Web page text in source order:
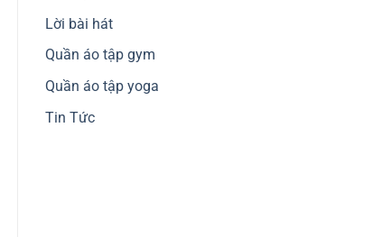
Lời bài hát
Quần áo tập gym
Quần áo tập yoga
Tin Tức